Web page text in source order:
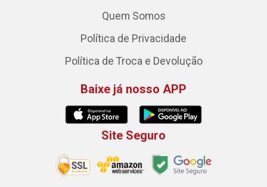
Quem Somos
Política de Privacidade
Política de Troca e Devolução
Baixe já nosso APP
Site Seguro